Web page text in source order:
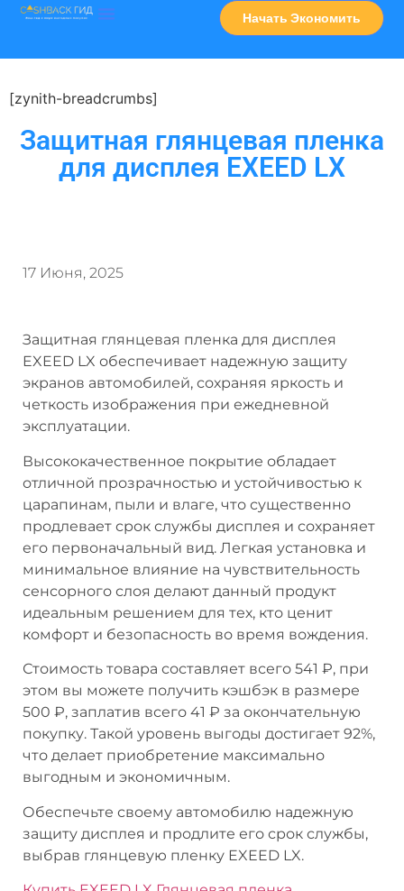
Начать Экономить
[zynith-breadcrumbs]
Защитная глянцевая пленка
для дисплея EXEED LX
17 Июня, 2025
Защитная глянцевая пленка для дисплея
EXEED LX обеспечивает надежную защиту
экранов автомобилей, сохраняя яркость и
четкость изображения при ежедневной
эксплуатации.
Высококачественное покрытие обладает
отличной прозрачностью и устойчивостью к
царапинам, пыли и влаге, что существенно
продлевает срок службы дисплея и сохраняет
его первоначальный вид. Легкая установка и
минимальное влияние на чувствительность
сенсорного слоя делают данный продукт
идеальным решением для тех, кто ценит
комфорт и безопасность во время вождения.
Стоимость товара составляет всего 541 ₽, при
этом вы можете получить кэшбэк в размере
500 ₽, заплатив всего 41 ₽ за окончательную
покупку. Такой уровень выгоды достигает 92%,
что делает приобретение максимально
выгодным и экономичным.
Обеспечьте своему автомобилю надежную
защиту дисплея и продлите его срок службы,
выбрав глянцевую пленку EXEED LX.